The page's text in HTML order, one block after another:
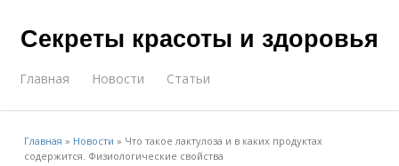
Секреты красоты и здоровья
Главная Новости Статьи
Главная » Новости » Что такое лактулоза и в каких продуктах
содержится. Физиологические свойства